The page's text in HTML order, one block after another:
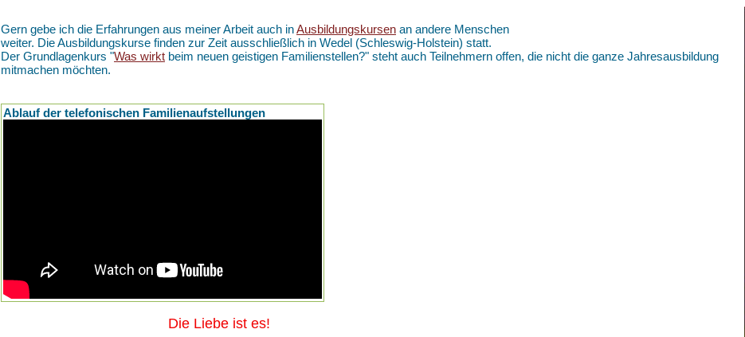
Gern gebe ich die Erfahrungen aus meiner Arbeit auch inAusbildungskursen an andere Menschen
weiter. Die Ausbildungskurse finden zur Zeit ausschließlich in Wedel (Schleswig-Holstein) statt.
Der Grundlagenkurs "Was wirkt beim neuen geistigen Familienstellen?" steht auch Teilnehmern offen, die nicht die ganze Jahresausbildung
mitmachen möchten.
Ablauf der telefonischen Familienaufstellungen
Die Liebe ist es!